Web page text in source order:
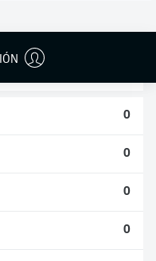
AÉREOS
0
0
0
0
0